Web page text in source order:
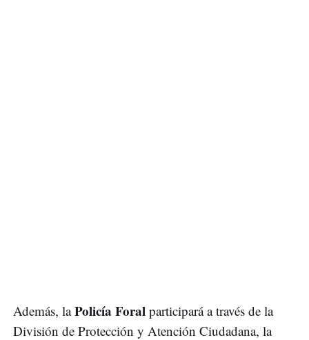
Además, laPolicía Foral participará a través de la
División de Protección y Atención Ciudadana, la